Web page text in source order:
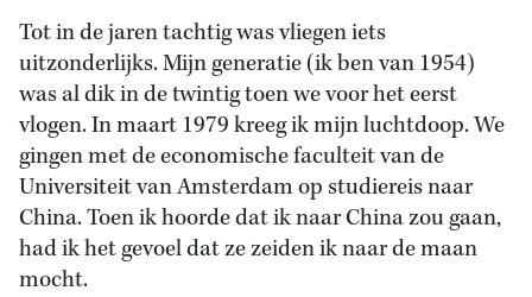
Tot in de jaren tachtig was vliegen iets
uitzonderlijks. Mijn generatie (ik ben van 1954)
was al dik in de twintig toen we voor het eerst
vlogen. In maart 1979 kreeg ik mijn luchtdoop. We
gingen met de economische faculteit van de
Universiteit van Amsterdam op studiereis naar
China. Toen ik hoorde dat ik naar China zou gaan,
had ik het gevoel dat ze zeiden ik naar de maan
mocht.